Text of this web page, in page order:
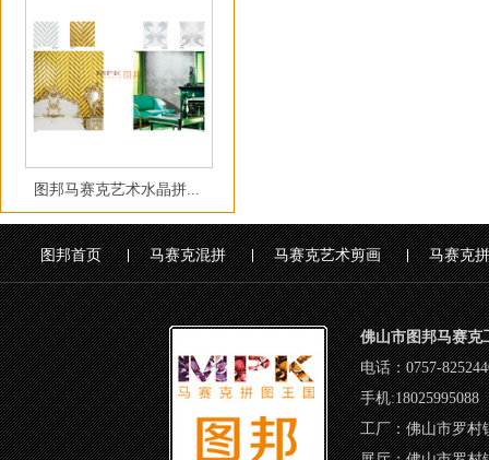
图邦马赛克艺术水晶拼...
图邦首页 马赛克混拼 马赛克艺术剪画 马赛克
佛山市图邦马赛克
电话：0757-
手机:18025995088
工厂：佛山市罗村